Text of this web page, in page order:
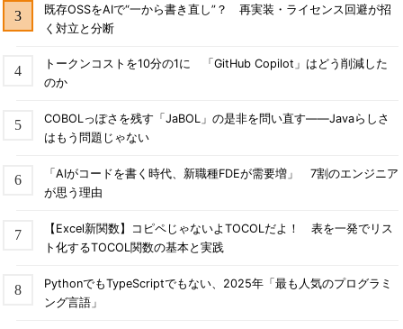
既存OSSをAIで“一から書き直し”？ 再実装・ライセンス回避が招
く対立と分断
トークンコストを10分の1に 「GitHub Copilot」はどう削減した
のか
COBOLっぽさを残す「JaBOL」の是非を問い直す――Javaらしさ
はもう問題じゃない
「AIがコードを書く時代、新職種FDEが需要増」 7割のエンジニア
が思う理由
【Excel新関数】コピペじゃないよTOCOLだよ！ 表を一発でリス
ト化するTOCOL関数の基本と実践
PythonでもTypeScriptでもない、2025年「最も人気のプログラミ
ング言語」